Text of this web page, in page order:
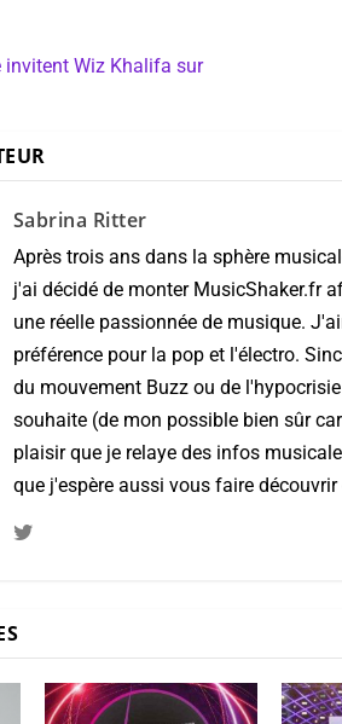
invitent Wiz Khalifa sur
Sabrina Ritter
Après trois ans dans la sphère
j'ai décidé de monter MusicShaker.fr
une réelle passionnée de musique.
préférence pour la pop et l'électro.
du mouvement Buzz ou de
souhaite (de mon possible bien sûr
plaisir que je relaye des infos
que j'espère aussi vous faire